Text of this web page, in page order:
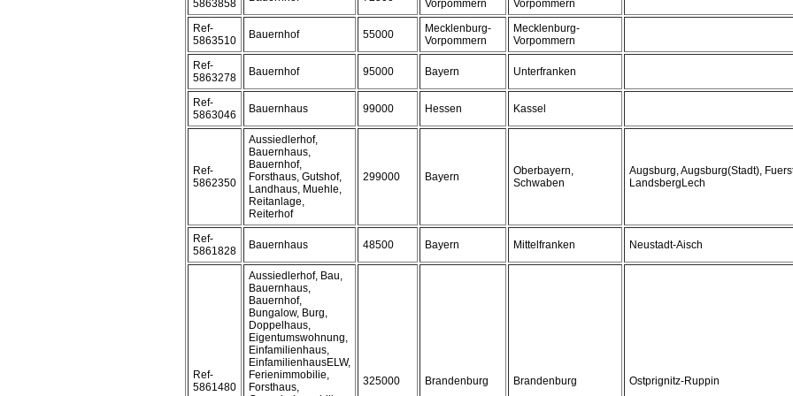
5863858
Vorpommern
Vorpommern
Ref-
5863510
Bauernhof 55000
Mecklenburg-
Vorpommern
Mecklenburg-
Vorpommern
Ref-
5863278
Bauernhof 95000 Bayern Unterfranken
Ref-
5863046
Bauernhaus 99000 Hessen Kassel
Ref-
5862350
Aussiedlerhof,
Bauernhaus,
Bauernhof,
Forsthaus, Gutshof,
Landhaus, Muehle,
Reitanlage,
Reiterhof
299000 Bayern
Oberbayern,
Schwaben
Augsburg, Augsburg(Stadt),
LandsbergLech
Ref-
5861828
Bauernhaus 48500 Bayern Mittelfranken Neustadt-Aisch
Ref-
5861480
Aussiedlerhof, Bau,
Bauernhaus,
Bauernhof,
Bungalow, Burg,
Doppelhaus,
Eigentumswohnung,
Einfamilienhaus,
EinfamilienhausELW,
Ferienimmobilie,
Forsthaus,
325000 Brandenburg Brandenburg Ostprignitz-Ruppin